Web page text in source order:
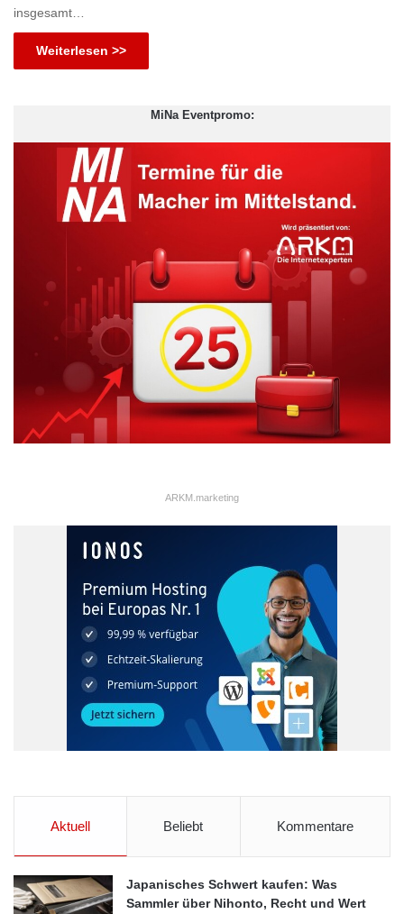
insgesamt…
Weiterlesen >>
MiNa Eventpromo:
ARKM.marketing
Aktuell Beliebt Kommentare
Japanisches Schwert kaufen: Was
Sammler über Nihonto, Recht und Wert